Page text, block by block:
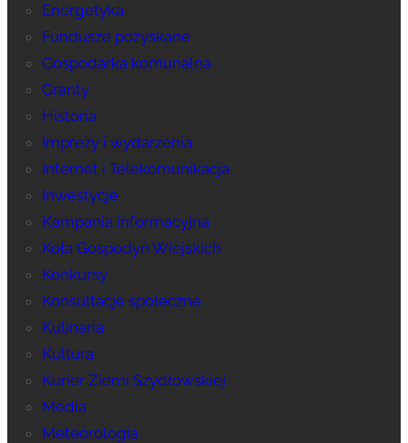
Energetyka
Fundusze pozyskane
Gospodarka komunalna
Granty
Historia
Imprezy i wydarzenia
Internet i Telekomunikacja
Inwestycje
Kampania informacyjna
Koła Gospodyń Wiejskich
Konkursy
Konsultacje społeczne
Kulinaria
Kultura
Kurier Ziemi Szydłowskiej
Media
Meteorologia